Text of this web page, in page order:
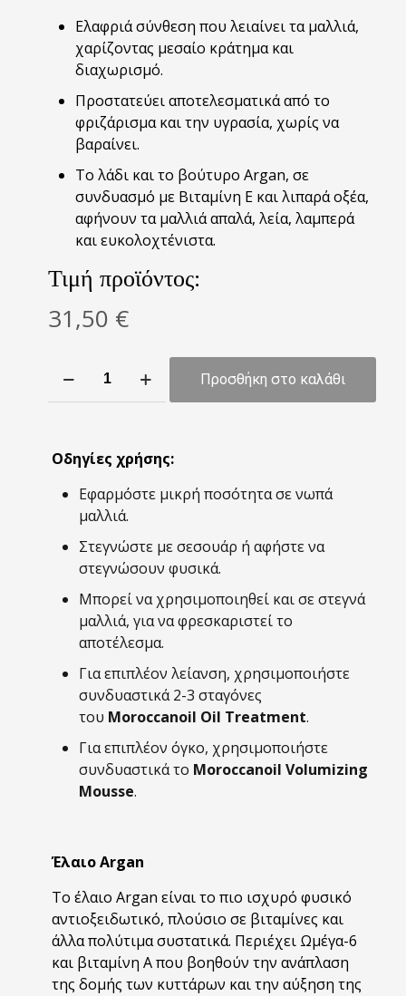
Ελαφριά σύνθεση που λειαίνει τα μαλλιά,
χαρίζοντας μεσαίο κράτημα και
διαχωρισμό.
Προστατεύει αποτελεσματικά από το
φριζάρισμα και την υγρασία, χωρίς να
βαραίνει.
Το λάδι και το βούτυρο Argan, σε
συνδυασμό με Βιταμίνη Ε και λιπαρά οξέα,
αφήνουν τα μαλλιά απαλά, λεία, λαμπερά
και ευκολοχτένιστα.
Τιμή προϊόντος:
31,50 €
Smoothing
ποσότητα
Προσθήκη στο καλάθι
Οδηγίες χρήσης:
Εφαρμόστε μικρή ποσότητα σε νωπά
μαλλιά.
Στεγνώστε με σεσουάρ ή αφήστε να
στεγνώσουν φυσικά.
Μπορεί να χρησιμοποιηθεί και σε στεγνά
μαλλιά, για να φρεσκαριστεί το
αποτέλεσμα.
Για επιπλέον λείανση, χρησιμοποιήστε
συνδυαστικά 2-3 σταγόνες
του Moroccanoil Oil Treatment.
Για επιπλέον όγκο, χρησιμοποιήστε
συνδυαστικά το Moroccanoil Volumizing
Mousse.
Έλαιο Argan
Το έλαιο Argan είναι το πιο ισχυρό φυσικό
αντιοξειδωτικό, πλούσιο σε βιταμίνες και
άλλα πολύτιμα συστατικά. Περιέχει Ωμέγα-6
και βιταμίνη Α που βοηθούν την ανάπλαση
της δομής των κυττάρων και την αύξηση της